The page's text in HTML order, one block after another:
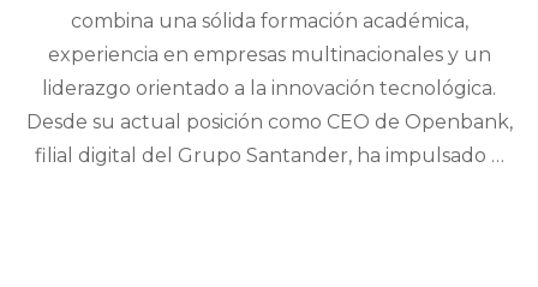
combina una sólida formación académica,
experiencia en empresas multinacionales y un
liderazgo orientado a la innovación tecnológica.
Desde su actual posición como CEO de Openbank,
filial digital del Grupo Santander, ha impulsado …